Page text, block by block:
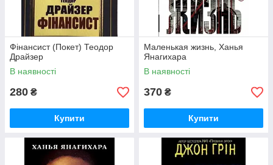
Фінансист (Покет) Теодор
Драйзер
В наявності
280 ₴
Купити
Маленькая жизнь, Ханья
Янагихара
В наявності
370 ₴
Купити